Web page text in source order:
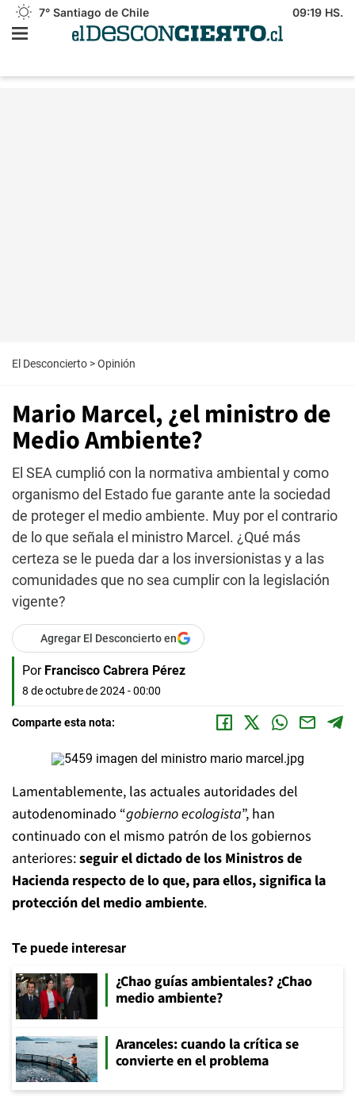
7° Santiago de Chile 09:19 HS.
El Desconcierto >Opinión
Mario Marcel, ¿el ministro de
Medio Ambiente?
El SEA cumplió con la normativa ambiental y como
organismo del Estado fue garante ante la sociedad
de proteger el medio ambiente. Muy por el contrario
de lo que señala el ministro Marcel. ¿Qué más
certeza se le pueda dar a los inversionistas y a las
comunidades que no sea cumplir con la legislación
vigente?
Agregar El Desconcierto en
Por Francisco Cabrera Pérez
8 de octubre de 2024 - 00:00
Comparte esta nota:
Lamentablemente, las actuales autoridades del
autodenominado “gobierno ecologista”, han
continuado con el mismo patrón de los gobiernos
anteriores:seguir el dictado de los Ministros de
Hacienda respecto de lo que, para ellos, significa la
protección del medio ambiente.
Te puede interesar
¿Chao guías ambientales? ¿Chao
medio ambiente?
Aranceles: cuando la crítica se
convierte en el problema